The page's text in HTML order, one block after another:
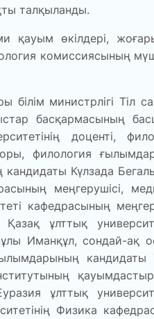
талқыланды.
қауым өкілдері,
комиссиясының
министрлігі Тіл
басқармасының
доценті,
филология
Күлзада
меңгерушісі,
кафедрасының
ұлттық
Иманқұл, сондай-ақ
кандидаты
ұлттық
Физика